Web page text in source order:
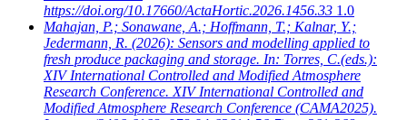
https://doi.org/10.17660/ActaHortic.2026.1456.33 1.0
Mahajan, P.; Sonawane, A.; Hoffmann, T.; Kalnar, Y.;
Jedermann, R. (2026): Sensors and modelling applied to
fresh produce packaging and storage. In: Torres, C.(eds.):
XIV International Controlled and Modified Atmosphere
Research Conference. XIV International Controlled and
Modified Atmosphere Research Conference (CAMA2025).